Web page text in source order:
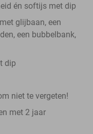
én softijs met dip
glijbaan, een
een bubbelbank,
dip
niet te vergeten!
met 2 jaar